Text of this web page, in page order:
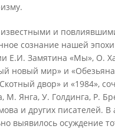
и
сознание нашей эпохи
Е.И. Замятина «Мы», О.
новый мир» и
двор» и «1984»,
М. Янга, У. Голдинга, Р.
и других писателей. В
выявилось осуждение